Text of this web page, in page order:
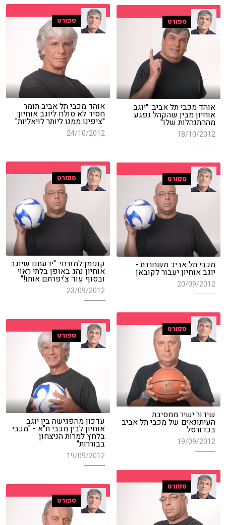
ספורט
אוהד מכבי תל אביב תומר
חסיד לא סולח ליוגב אוחיון:
"ציפינו ממנו ליותר לויאליות"
24/10/2012
ספורט
אוהד מכבי תל אביב: "יוגב
אוחיון מבין שהקהל נפגע
מההתנהלות שלו"
18/10/2012
ספורט
קופמן למזרחי: "ידעתם שיוגב
אוחיון נהג באופן בלתי ראוי
ובסוף עוד צ'יפרתם אותו!"
23/09/2012
ספורט
מכבי תל אביב משחררת -
יוגב אוחיון יעבור לקובאן
20/09/2012
ספורט
שידור ישיר ממסיבת
העיתונאים של מכבי תל אביב
בכדורסל
19/09/2012
ספורט
עדכון מהפגישה בין יוגב
אוחיון לבין מכבי ת"א - "מכבי
בלחץ למרות הניצחון
בבוררות"
19/09/2012
ספורט
ספורט